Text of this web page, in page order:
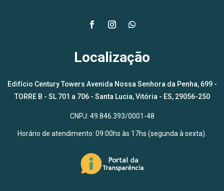
Localização
Edifício Century Towers Avenida Nossa Senhora da Penha, 699 -
TORRE B - SL 701 a 706 - Santa Lucia, Vitória - ES, 29056-250
CNPJ: 49.846.393/0001-48
Horário de atendimento: 09:00hs às 17hs (segunda à sexta).